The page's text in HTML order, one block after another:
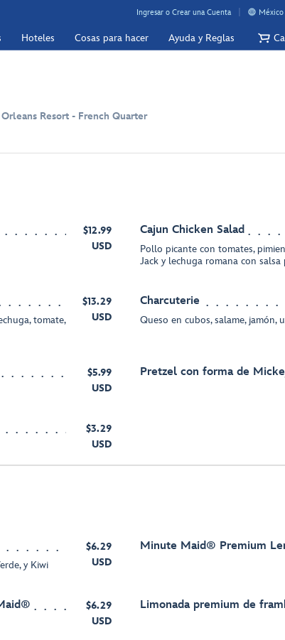
Ingresar o Crear una Cuenta México
Hoteles Cosas para hacer Ayuda y Reglas
Resort - French Quarter
$12.99
USD
Cajun Chicken Salad
Pollo picante con tomates,
Jack y lechuga romana con salsa
tomate,
$13.29
USD
Charcuterie
Queso en cubos, salame, jamón,
$5.99
USD
Pretzel con forma de
$3.29
USD
y Kiwi
$6.29
USD
Minute Maid® Premium
$6.29
USD
Limonada premium de